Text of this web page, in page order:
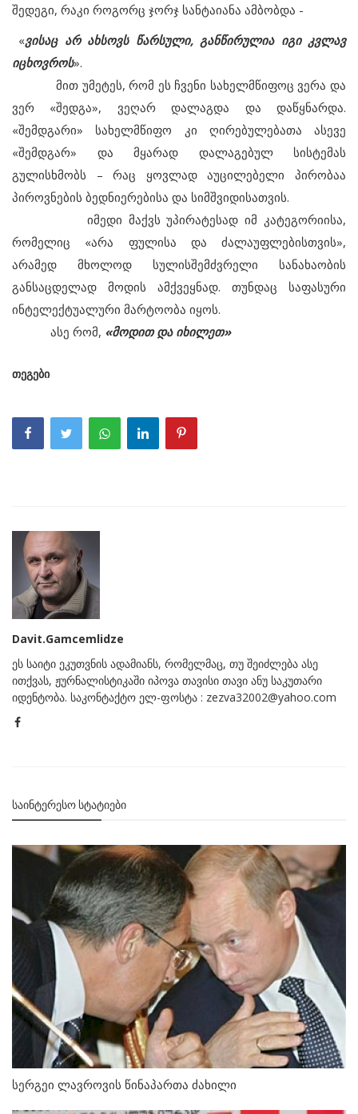
შედეგი, რაკი როგორც ჯორჯ სანტაიანა ამბობდა -
«ვისაც არ ახსოვს წარსული, განწირულია იგი კვლავ
იცხოვროს».
მით უმეტეს, რომ ეს ჩვენი სახელმწიფოც ვერა და
ვერ «შედგა», ვეღარ დალაგდა და დაწყნარდა.
«შემდგარი» სახელმწიფო კი ღირებულებათა ასევე
«შემდგარ» და მყარად დალაგებულ სისტემას
გულისხმობს – რაც ყოვლად აუცილებელი პირობაა
პიროვნების ბედნიერებისა და სიმშვიდისათვის.
იმედი მაქვს უპირატესად იმ კატეგორიისა,
რომელიც «არა ფულისა და ძალაუფლებისთვის»,
არამედ მხოლოდ სულისშემძვრელი სანახაობის
განსაცდელად მოდის ამქვეყნად. თუნდაც საფასური
ინტელექტუალური მარტოობა იყოს.
ასე რომ, «მოდით და იხილეთ»
თეგები
Davit.Gamcemlidze
ეს საიტი ეკუთვნის ადამიანს, რომელმაც, თუ შეიძლება ასე
ითქვას, ჟურნალისტიკაში იპოვა თავისი თავი ანუ საკუთარი
იდენტობა. საკონტაქტო ელ-ფოსტა : zezva32002@yahoo.com
ᲡᲐᲘᲜᲢᲔᲠᲔᲡᲝ ᲡᲢᲐᲢᲘᲔᲑᲘ
სერგეი ლავროვის წინაპართა ძახილი